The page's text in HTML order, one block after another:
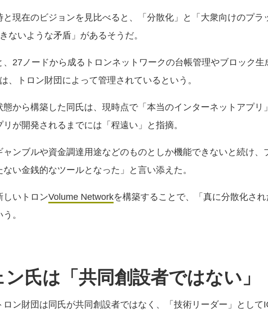
現在のビジョンを見比べると、「分散化」と「大衆向けのプラ
ないような矛盾」があるそうだ。
27ノードから成るトロンネットワークの台帳管理やブロック生
、トロン財団によって管理されているという。
から構築した同氏は、現時点で「本当のインターネットアプリ
が開発されるまでには「程遠い」と指摘。
ャンブルや資金調達用途などのものとしか機能できないと続け、
い金銭的なツールとなった」と言い添えた。
しいトロンVolume Networkを構築することで、「真に分散化さ
。
ン氏は「共同創設者ではない」
ン財団は同氏が共同創設者ではなく、「技術リーダー」として